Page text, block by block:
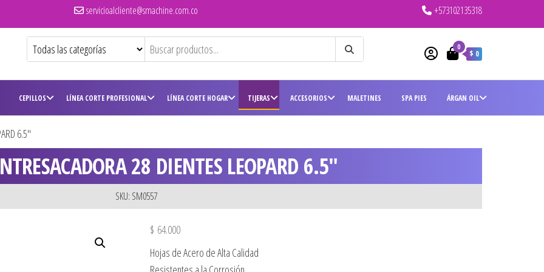
servicioalcliente@smachine.com.co +573102135318
0
$ 0
CEPILLOS LÍNEA CORTE PROFESIONAL LÍNEA CORTE HOGAR TIJERAS ACCESORIOS MALETINES SPA PIES ÁRGAN OIL
6.5″
28 DIENTES LEOPARD 6.5″
SKU: SM0557
$ 64.000
Hojas de Acero de Alta Calidad